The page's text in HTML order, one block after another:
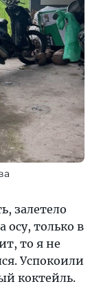
залетело
осу, только в
то я не
Успокоили
коктейль.